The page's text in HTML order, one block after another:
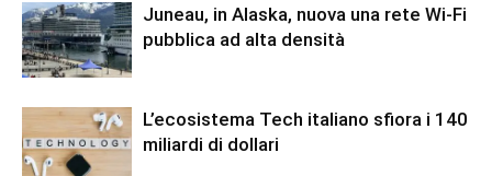
Juneau, in Alaska, nuova una rete Wi-Fi
pubblica ad alta densità
L’ecosistema Tech italiano sfiora i 140
miliardi di dollari